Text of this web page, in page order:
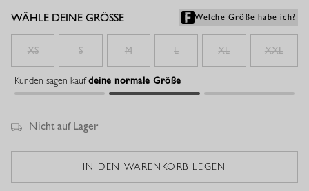
WÄHLE DEINE GRÖSSE Welche Größe habe ich?
XS S M L XL XXL
Kunden sagen kaufdeine normale Größe
Nicht auf Lager